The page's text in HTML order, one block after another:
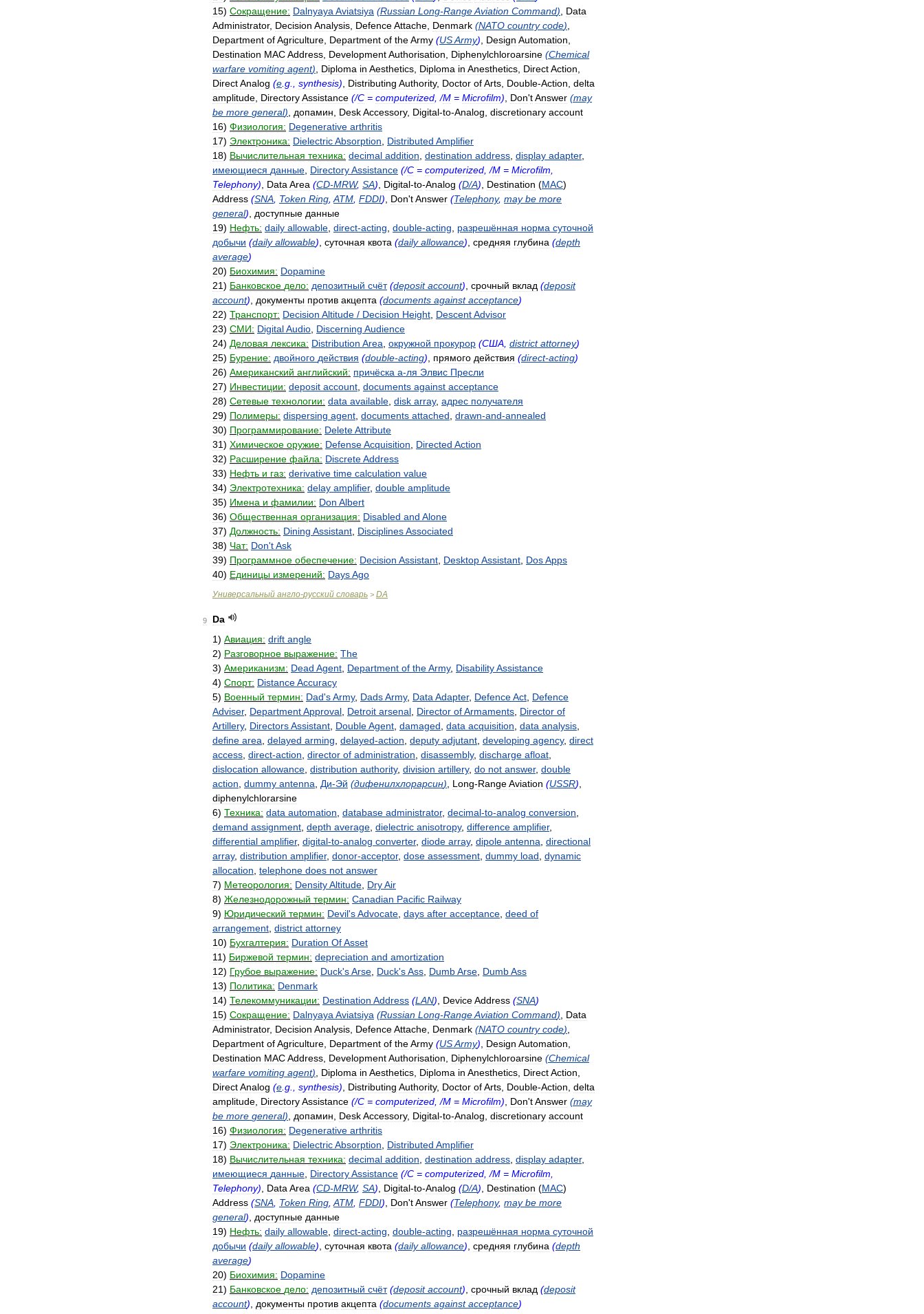
15) Сокращение: Dalnyaya Aviatsiya (Russian Long-RangeAviation Command)
Data
Administrator, Decision Analysis DefenceAttache Denmark (NATO country code)
Department ofAgriculture Department of theArmy (USArmy) Design Automation
Destination MACAddress DevelopmentAuthorisation Diphenylchloroarsine (Chemical
warfare vomiting agent) Diploma in Aesthetics Diploma in Anesthetics DirectAction
DirectAnalog (e g synthesis) Distributing Authority, Doctor ofArts Double-Action delta
amplitude DirectoryAssistance (/C = computerized , /M = Microfilm) Don'tAnswer (may
be more general) допамин DeskAccessory, Digital-to-Analog discretionary account
16) Физиология: Degenerative arthritis
17) Электроника: DielectricAbsorption Distributed Amplifier
18) Вычислительная техника: decimal addition destination address display adapter,
имеющиеся данные DirectoryAssistance (/C = computerized , /M = Microfilm
Telephony) Data Area (CD-MRW, SA) Digital-to-Analog (D/A) Destination (MAC)
Address (SNA Token Ring ATM FDDI) Don'tAnswer (Telephony, may be more
general) доступные данные
19) Нефть: daily allowable direct-acting double-acting разрешённая норма суточной
добычи (daily allowable) суточная квота (daily allowance) средняя глубина (depth
average)
20) Биохимия: Dopamine
21) Банковское дело: депозитный счёт (deposit account) срочный вклад (deposit
account) документы против акцепта (documents against acceptance)
22) Транспорт: Decision Altitude / Decision Height DescentAdvisor
23) СМИ: DigitalAudio Discerning Audience
24) Деловая лексика: Distribution Area окружной прокурор (США district attorney)
25) Бурение: двойного действия (double-acting) прямого действия (direct-acting)
26) Американский английский: причёска а-ля Элвис Пресли
27) Инвестиции: deposit account documents against acceptance
28) Сетевые технологии: data available disk array, адрес получателя
29) Полимеры: dispersing agent documents attached drawn-and-annealed
30) Программирование: DeleteAttribute
31) Химическое оружие: DefenseAcquisition Directed Action
32) Расширение файла: DiscreteAddress
33) Нефть и газ: derivative time calculation value
34) Электротехника: delay amplifier, double amplitude
35) Имена и фамилии: Don Albert
36) Общественная организация: Disabled and Alone
37) Должность: Dining Assistant DisciplinesAssociated
38) Чат: Don'tAsk
39) Программное обеспечение: Decision Assistant DesktopAssistant DosApps
40) Единицы измерений: DaysAgo
Универсальный англо-русский словарь > DA
9
Da
1) Авиация: drift angle
2) Разговорное выражение: The
3) Американизм: Dead Agent Department of theArmy, DisabilityAssistance
4) Спорт: DistanceAccuracy
5) Военный термин: Dad'sArmy, DadsArmy, Data Adapter, DefenceAct Defence
Adviser, DepartmentApproval Detroit arsenal Director ofArmaments Director of
Artillery, DirectorsAssistant DoubleAgent damaged data acquisition data analysis
define area delayed arming delayed-action deputy adjutant developing agency, direct
access direct-action director of administration disassembly, discharge afloat
dislocation allowance distribution authority, division artillery, do not answer, double
action dummy antenna Ди-Эй (дифенилхлорарсин) Long-RangeAviation (USSR)
diphenylchlorarsine
6) Техника: data automation database administrator, decimal-to-analog conversion
demand assignment depth average dielectric anisotropy, difference amplifier,
differential amplifier, digital-to-analog converter, diode array, dipole antenna directional
array, distribution amplifier, donor-acceptor, dose assessment dummy load dynamic
allocation telephone does not answer
7) Метеорология: DensityAltitude DryAir
8) Железнодорожный термин: Canadian Pacific Railway
9) Юридический термин: Devil'sAdvocate days after acceptance deed of
arrangement district attorney
10) Бухгалтерия: Duration OfAsset
11) Биржевой термин: depreciation and amortization
12) Грубое выражение: Duck'sArse Duck'sAss DumbArse DumbAss
13) Политика: Denmark
14) Телекоммуникации: Destination Address (LAN) DeviceAddress (SNA)
15) Сокращение: Dalnyaya Aviatsiya (Russian Long-RangeAviation Command)
Data
Administrator, Decision Analysis DefenceAttache Denmark (NATO country code)
Department ofAgriculture Department of theArmy (USArmy) Design Automation
Destination MACAddress DevelopmentAuthorisation Diphenylchloroarsine (Chemical
warfare vomiting agent) Diploma in Aesthetics Diploma in Anesthetics DirectAction
DirectAnalog (e g synthesis) Distributing Authority, Doctor ofArts Double-Action delta
amplitude DirectoryAssistance (/C = computerized , /M = Microfilm) Don'tAnswer (may
be more general) допамин DeskAccessory, Digital-to-Analog discretionary account
16) Физиология: Degenerative arthritis
17) Электроника: DielectricAbsorption Distributed Amplifier
18) Вычислительная техника: decimal addition destination address display adapter,
имеющиеся данные DirectoryAssistance (/C = computerized , /M = Microfilm
Telephony) Data Area (CD-MRW, SA) Digital-to-Analog (D/A) Destination (MAC)
Address (SNA Token Ring ATM FDDI) Don'tAnswer (Telephony, may be more
general) доступные данные
19) Нефть: daily allowable direct-acting double-acting разрешённая норма суточной
добычи (daily allowable) суточная квота (daily allowance) средняя глубина (depth
average)
20) Биохимия: Dopamine
21) Банковское дело: депозитный счёт (deposit account) срочный вклад (deposit
account) документы против акцепта (documents against acceptance)